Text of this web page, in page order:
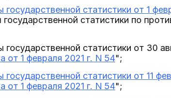
статистики от 1
статистики по
статистики от 30
от 1 февраля 2021 г. N 54";
статистики от 11
от 1 февраля 2021 г. N 54";